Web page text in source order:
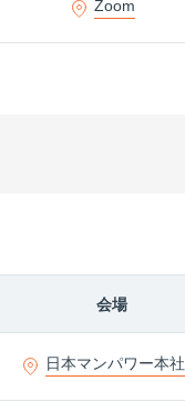
Zoom
会場
日本マンパワー本社